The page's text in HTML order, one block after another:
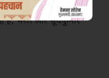
है। तीन स्पिनर, दो
हैं, भरत और सूर्यकुमार